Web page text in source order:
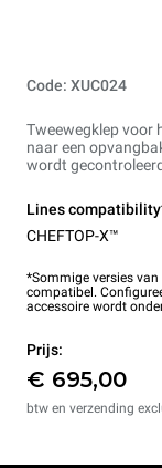
Code: XUC024
Tweewegklep voor
naar een
wordt
Lines
CHEFTOP-X™
*Sommige versies
compatibel.
accessoire wordt
Prijs:
€ 695,00
btw en verzending